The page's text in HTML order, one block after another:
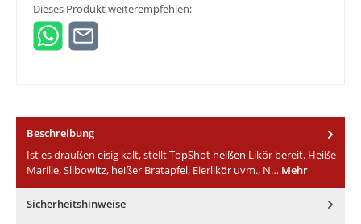
Dieses Produkt weiterempfehlen:
Beschreibung
Ist es draußen eisig kalt, stellt TopShot heißen Likör bereit. Heiße
Marille, Slibowitz, heißer Bratapfel, Eierlikör uvm., N… Mehr
Sicherheitshinweise